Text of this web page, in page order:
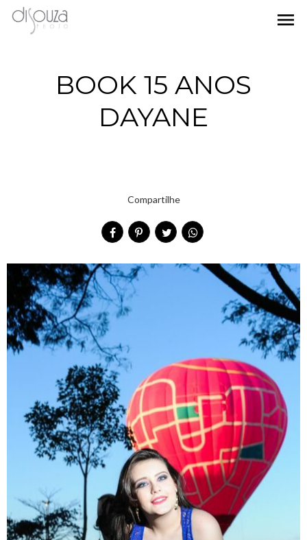
menu
BOOK 15 ANOS
DAYANE
Compartilhe